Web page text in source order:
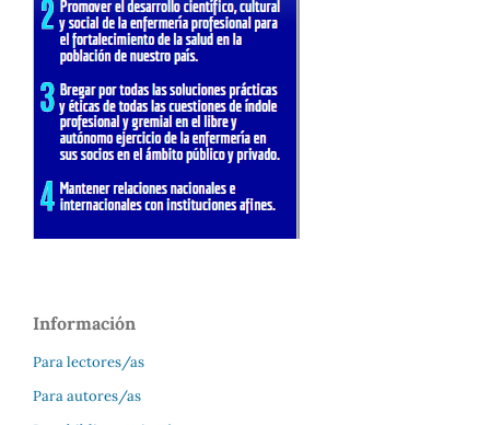
Información
Para lectores/as
Para autores/as